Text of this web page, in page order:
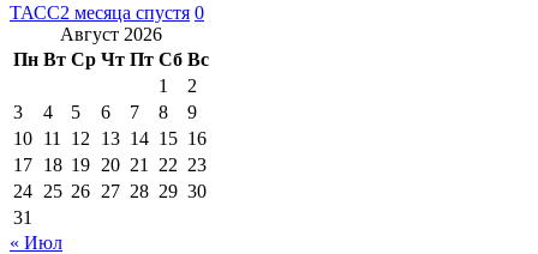
ТАСС2 месяца спустя 0
Август 2026
Пн Вт Ср Чт Пт Сб Вс
1
2
3
4 5 6 7 8
9
10 11 12 13 14 15 16
17 18 19 20 21 22 23
24 25 26 27 28 29 30
31
« Июл